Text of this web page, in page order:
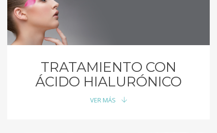
TRATAMIENTO CON
ÁCIDO HIALURÓNICO
VER MÁS